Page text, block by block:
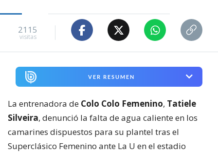
2115
visitas
VER RESUMEN
La entrenadora de Colo Colo Femenino, Tatiele
Silveira, denunció la falta de agua caliente en los
camarines dispuestos para su plantel tras el
Superclásico Femenino ante La U en el estadio